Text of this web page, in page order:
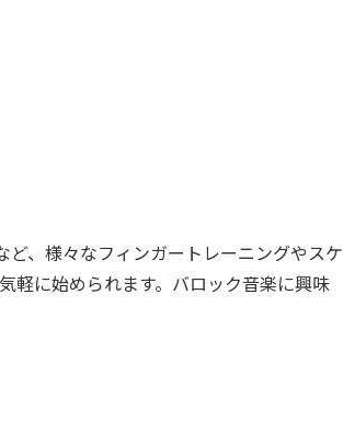
、様々なフィンガートレーニングやスケ
軽に始められます。バロック音楽に興味